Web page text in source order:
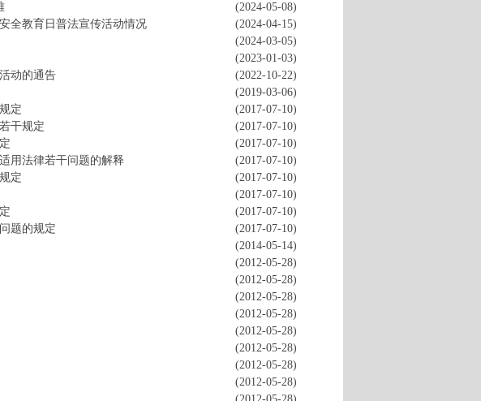
(2024-05-08)
全教育日普法宣传活动情况
(2024-04-15)
(2024-03-05)
(2023-01-03)
动的通告
(2022-10-22)
(2019-03-06)
定
(2017-07-10)
干规定
(2017-07-10)
(2017-07-10)
用法律若干问题的解释
(2017-07-10)
定
(2017-07-10)
(2017-07-10)
(2017-07-10)
题的规定
(2017-07-10)
(2014-05-14)
(2012-05-28)
(2012-05-28)
(2012-05-28)
(2012-05-28)
(2012-05-28)
(2012-05-28)
(2012-05-28)
(2012-05-28)